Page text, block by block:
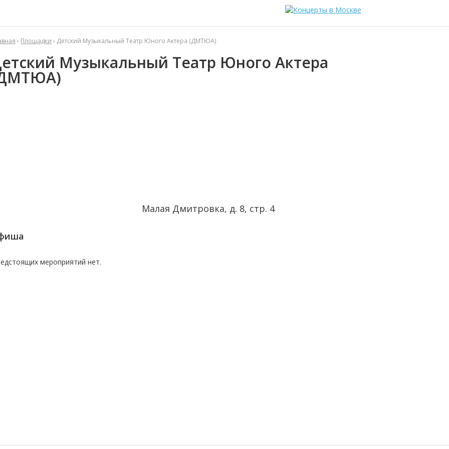
› Площадки › Детский Музыкальный Театр Юного Актера (ДМТЮА)
Музыкальный Театр Юного Актера
Малая Дмитровка, д. 8, стр. 4
мероприятий нет.